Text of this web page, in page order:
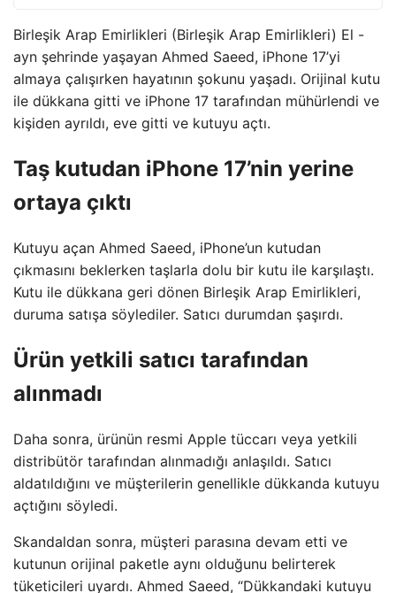
Birleşik Arap Emirlikleri (Birleşik Arap Emirlikleri) El -
ayn şehrinde yaşayan Ahmed Saeed, iPhone 17’yi
almaya çalışırken hayatının şokunu yaşadı. Orijinal kutu
ile dükkana gitti ve iPhone 17 tarafından mühürlendi ve
kişiden ayrıldı, eve gitti ve kutuyu açtı.
Taş kutudan iPhone 17’nin yerine
ortaya çıktı
Kutuyu açan Ahmed Saeed, iPhone’un kutudan
çıkmasını beklerken taşlarla dolu bir kutu ile karşılaştı.
Kutu ile dükkana geri dönen Birleşik Arap Emirlikleri,
duruma satışa söylediler. Satıcı durumdan şaşırdı.
Ürün yetkili satıcı tarafından
alınmadı
Daha sonra, ürünün resmi Apple tüccarı veya yetkili
distribütör tarafından alınmadığı anlaşıldı. Satıcı
aldatıldığını ve müşterilerin genellikle dükkanda kutuyu
açtığını söyledi.
Skandaldan sonra, müşteri parasına devam etti ve
kutunun orijinal paketle aynı olduğunu belirterek
tüketicileri uyardı. Ahmed Saeed, “Dükkandaki kutuyu